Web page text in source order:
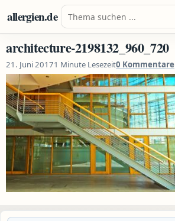
Zum Inhalt springen
allergien.de Suche nach:
architecture-2198132_960_720
21. Juni 20171 Minute Lesezeit0 Kommentare